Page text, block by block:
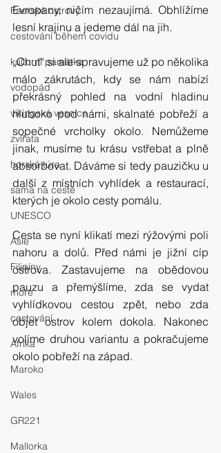
Faerské ostrovy
cestování během covidu
kulturní památka
vodopád
vikingská vesnice
zvířata
horská túra
sama na cestě
UNESCO
Asie
Filipíny
moře
cestování
Afrika
Maroko
Wales
GR221
Mallorka
Evropany, ničím nezaujímá. Obhlížíme
lesní krajinu a jedeme dál na jih.
„Chuť“ si ale spravujeme už po několika
málo zákrutách, kdy se nám nabízí
překrásný pohled na vodní hladinu
hluboko pod námi, skalnaté pobřeží a
sopečné vrcholky okolo. Nemůžeme
jinak, musíme tu krásu vstřebat a plně
absorbovat. Dáváme si tedy pauzičku u
další z místních vyhlídek a restaurací,
kterých je okolo cesty pomálu.
Cesta se nyní klikatí mezi rýžovými poli
nahoru a dolů. Před námi je jižní cíp
ostrova. Zastavujeme na obědovou
pauzu a přemýšlíme, zda se vydat
vyhlídkovou cestou zpět, nebo zda
objet ostrov kolem dokola. Nakonec
volíme druhou variantu a pokračujeme
okolo pobřeží na západ.